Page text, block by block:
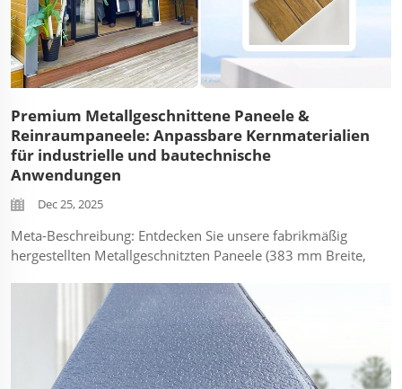
Premium Metallgeschnittene Paneele &
Reinraumpaneele: Anpassbare Kernmaterialien
für industrielle und bautechnische
Anwendungen
Dec 25, 2025
Meta-Beschreibung: Entdecken Sie unsere fabrikmäßig
hergestellten Metallgeschnitzten Paneele (383 mm Breite,
(1150 mm Breite, Foam/Gesteinswolle Optionen).
Langlebige, feuerbeständige Lösungen für Bau- und
Reinigungsprojekte. In der ...